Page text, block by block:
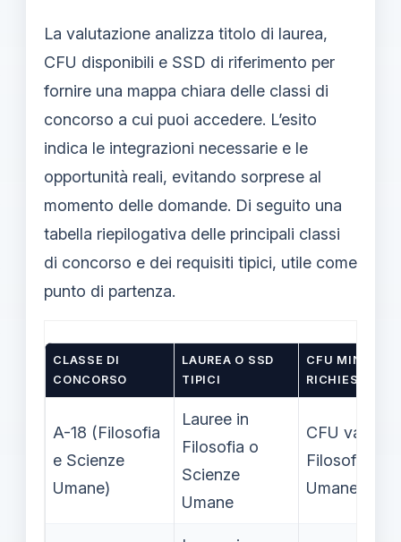
La valutazione analizza titolo di laurea,
CFU disponibili e SSD di riferimento per
fornire una mappa chiara delle classi di
concorso a cui puoi accedere. L’esito
indica le integrazioni necessarie e le
opportunità reali, evitando sorprese al
momento delle domande. Di seguito una
tabella riepilogativa delle principali classi
di concorso e dei requisiti tipici, utile come
punto di partenza.
CLASSE DI
CONCORSO
LAUREA O SSD
TIPICI
CFU MINIMI O
RICHIESTI
A-18 (Filosofia
e Scienze
Umane)
Lauree in
Filosofia o
Scienze
Umane
CFU vari in
Filosofia/
Umane